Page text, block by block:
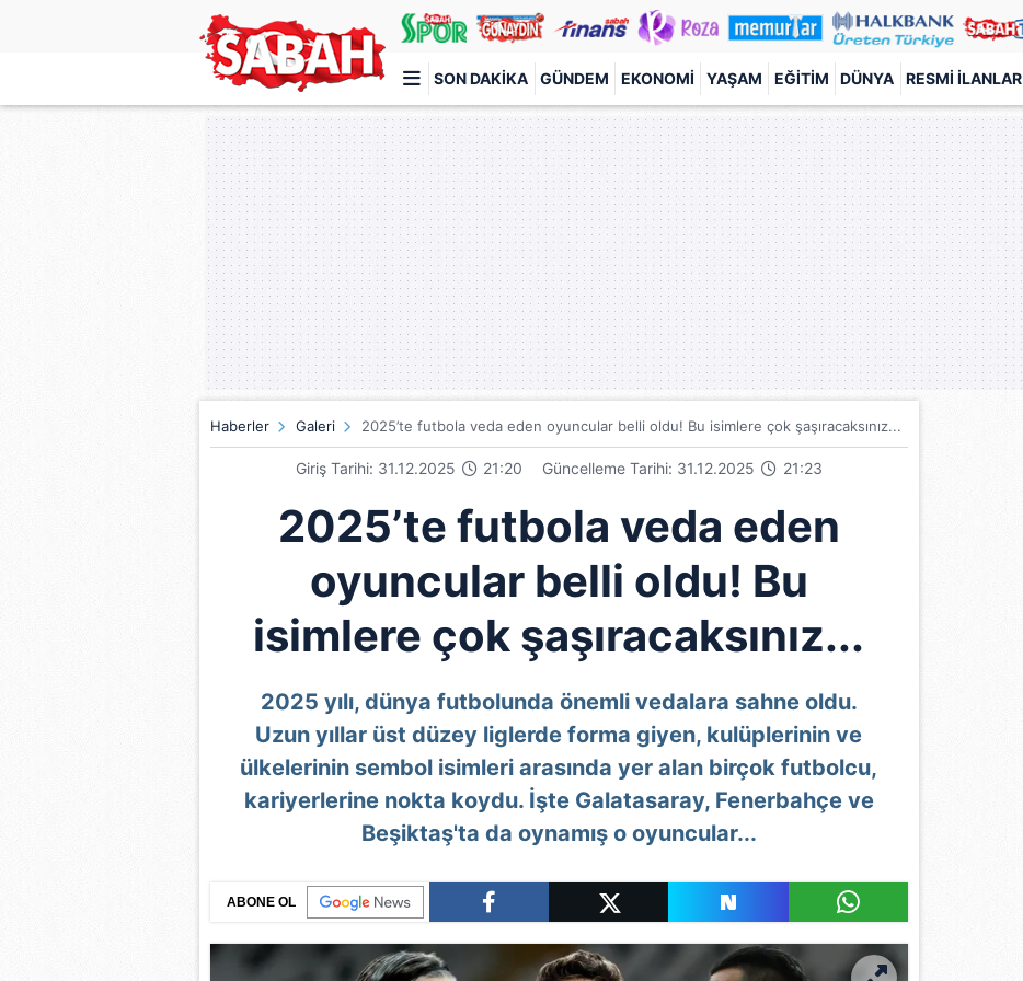
SON DAKIKA GÜNDEM EKONOMI YAŞAM EĞITIM DÜNYA RESMI İLANLAR
Türkiye'nin en iyi haber sitesi
Haberler Galeri 2025’te futbola veda eden oyuncular belli oldu! Bu isimlere çok şaşıracaksınız...
Giriş Tarihi: 31.12.2025 21:20 Güncelleme Tarihi: 31.12.2025 21:23
2025’te futbola veda eden
oyuncular belli oldu! Bu
isimlere çok şaşıracaksınız...
2025 yılı, dünya futbolunda önemli vedalara sahne oldu.
Uzun yıllar üst düzey liglerde forma giyen, kulüplerinin ve
ülkelerinin sembol isimleri arasında yer alan birçok futbolcu,
kariyerlerine nokta koydu. İşte Galatasaray, Fenerbahçe ve
Beşiktaş'ta da oynamış o oyuncular...
ABONE OL